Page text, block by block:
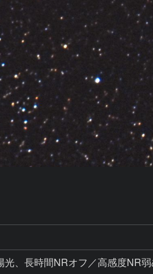
、長時間NRオフ／高感度NR